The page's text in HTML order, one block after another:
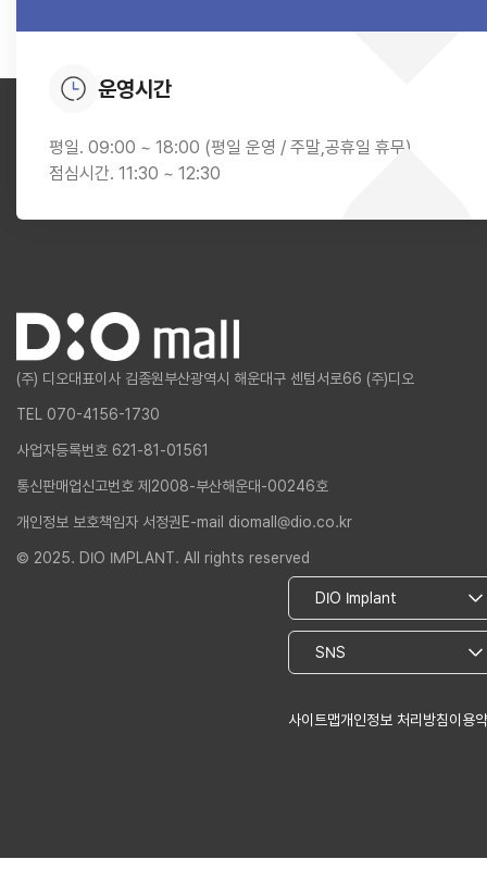
운영시간
평일. 09:00 ~ 18:00 (평일 운영 / 주말,공휴일 휴무)
점심시간. 11:30 ~ 12:30
(주) 디오대표이사 김종원부산광역시 해운대구 센텀서로66 (주)디오
TEL 070-4156-1730
사업자등록번호 621-81-01561
통신판매업신고번호 제2008-부산해운대-00246호
개인정보 보호책임자 서정권 E-mail diomall@dio.co.kr
© 2025. DIO IMPLANT. All rights reserved
사이트맵개인정보 처리방침이용